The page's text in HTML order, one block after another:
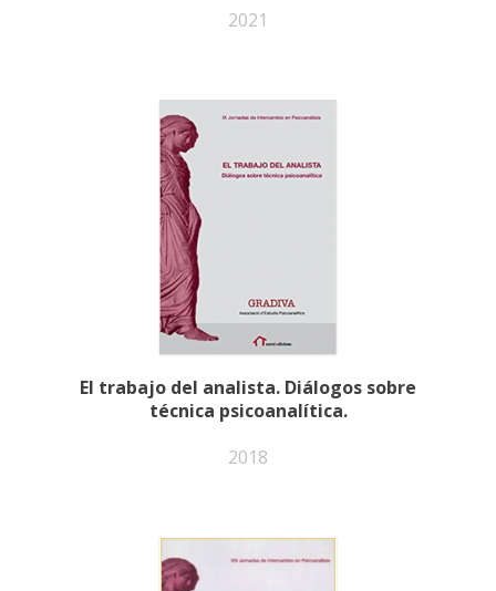
2021
El trabajo del analista. Diálogos sobre
técnica psicoanalítica.
2018